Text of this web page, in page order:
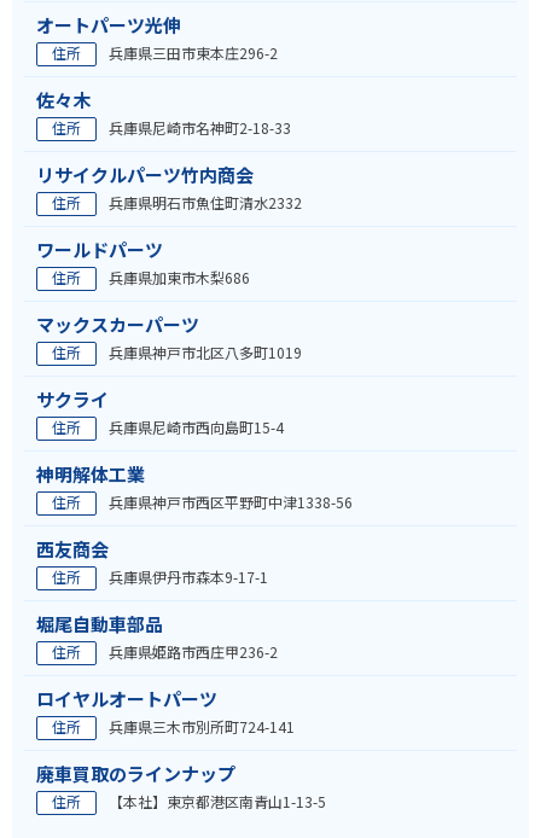
オートパーツ光伸
住所 兵庫県三田市東本庄296-2
佐々木
住所 兵庫県尼崎市名神町2-18-33
リサイクルパーツ竹内商会
住所 兵庫県明石市魚住町清水2332
ワールドパーツ
住所 兵庫県加東市木梨686
マックスカーパーツ
住所 兵庫県神戸市北区八多町1019
サクライ
住所 兵庫県尼崎市西向島町15-4
神明解体工業
住所 兵庫県神戸市西区平野町中津1338-56
西友商会
住所 兵庫県伊丹市森本9-17-1
堀尾自動車部品
住所 兵庫県姫路市西庄甲236-2
ロイヤルオートパーツ
住所 兵庫県三木市別所町724-141
廃車買取のラインナップ
住所 【本社】東京都港区南青山1-13-5